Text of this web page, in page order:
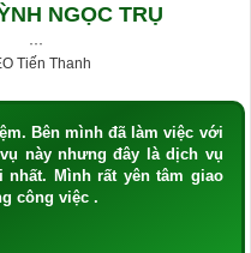
NGỌC TRỤ
···
Tiến Thanh
Bên mình đã làm việc với
này nhưng đây là dịch vụ
Mình rất yên tâm giao
công việc .